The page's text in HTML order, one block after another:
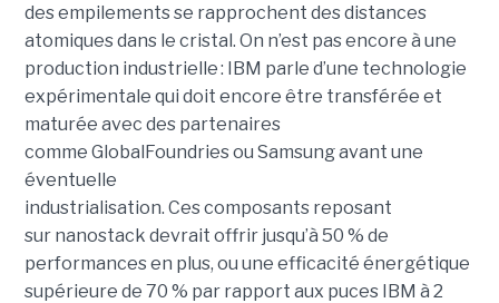
des empilements se rapprochent des distances
atomiques dans le cristal. On n’est pas encore à une
production industrielle : IBM parle d’une technologie
expérimentale qui doit encore être transférée et
maturée avec des partenaires
comme GlobalFoundries ou Samsung avant une
éventuelle
industrialisation. Ces composants reposant
sur nanostack devrait offrir jusqu’à 50 % de
performances en plus, ou une efficacité énergétique
supérieure de 70 % par rapport aux puces IBM à 2